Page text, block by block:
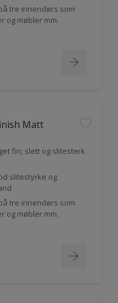
tre innendørs som
og møbler mm.
Matt
fin, slett og slitesterk
slitestyrke og
tre innendørs som
og møbler mm.